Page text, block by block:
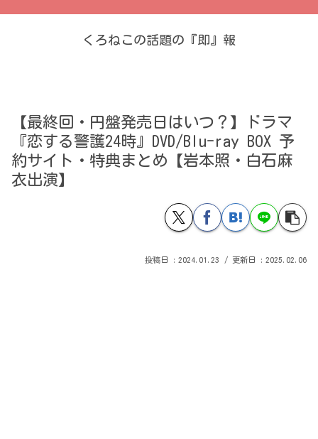
くろねこの話題の『即』報
【最終回・円盤発売日はいつ？】ドラマ
『恋する警護24時』DVD/Blu-ray BOX 予
約サイト・特典まとめ【岩本照・白石麻
衣出演】
2024.01.23 2025.02.06